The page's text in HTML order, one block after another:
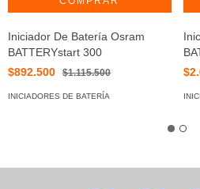
Iniciador De Batería Osram
BATTERYstart 300
$892.500
$1.115.500
INICIADORES DE BATERÍA